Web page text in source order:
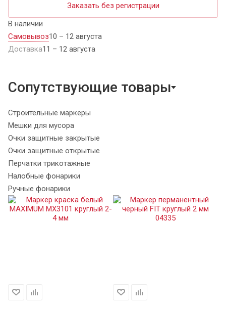
Заказать без регистрации
В наличии
Самовывоз10 – 12 августа
Доставка11 – 12 августа
Сопутствующие товары
Строительные маркеры
Мешки для мусора
Очки защитные закрытые
Очки защитные открытые
Перчатки трикотажные
Налобные фонарики
Ручные фонарики